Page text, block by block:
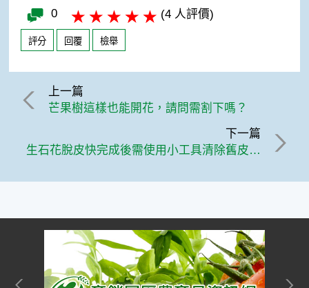
0 (4 人評價)
評分 回覆 檢舉
上一篇
芒果樹這樣也能開花，請問需割下嗎？
下一篇
生石花脫皮快完成後需使用小工具清除舊皮還是不管它讓它自體完成